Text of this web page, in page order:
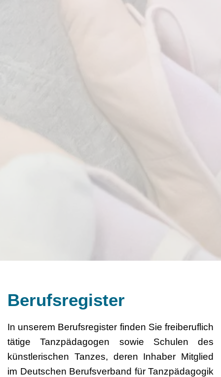
Berufsregister
In unserem Berufsregister finden Sie freiberuflich
tätige Tanzpädagogen sowie Schulen des
künstlerischen Tanzes, deren Inhaber Mitglied
im Deutschen Berufsverband für Tanzpädagogik